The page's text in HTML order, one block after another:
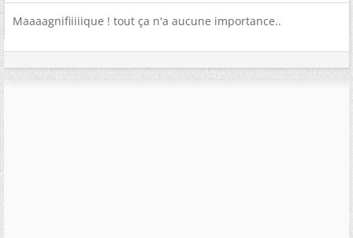
Maaaagnifiiiiique ! tout ça n'a aucune importance..